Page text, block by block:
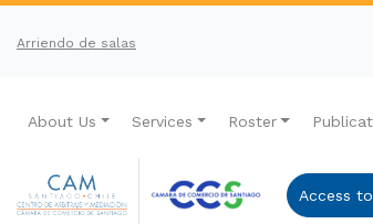
Arriendo de salas
About Us Services Roster
Access